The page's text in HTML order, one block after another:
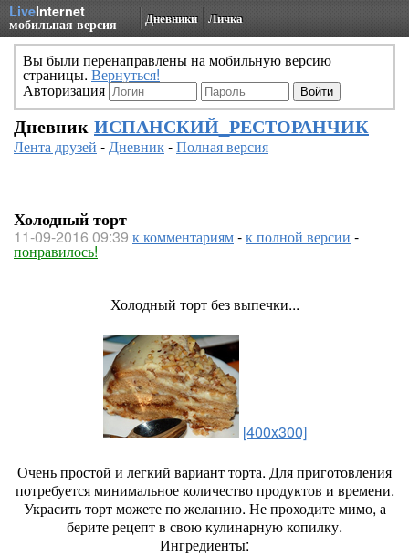
LiveInternet
мобильная версия Дневники Личка
Вы были перенаправлены на мобильную версию
страницы. Вернуться!
Авторизация
Дневник ИСПАНСКИЙ_РЕСТОРАНЧИК
Лента друзей -Дневник-Полная версия
Холодный торт
11-09-2016 09:39 к комментариям-к полной версии -
понравилось!
Холодный торт без выпечки...
[400x300]
Очень простой и легкий вариант торта. Для приготовления
потребуется минимальное количество продуктов и времени.
Украсить торт можете по желанию. Не проходите мимо, а
берите рецепт в свою кулинарную копилку.
Ингредиенты: